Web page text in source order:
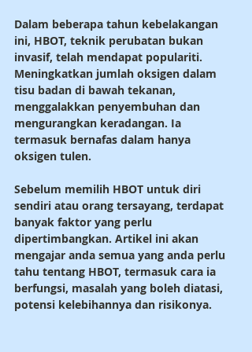
Dalam beberapa tahun kebelakangan
ini, HBOT, teknik perubatan bukan
invasif, telah mendapat populariti.
Meningkatkan jumlah oksigen dalam
tisu badan di bawah tekanan,
menggalakkan penyembuhan dan
mengurangkan keradangan. Ia
termasuk bernafas dalam hanya
oksigen tulen.
Sebelum memilih HBOT untuk diri
sendiri atau orang tersayang, terdapat
banyak faktor yang perlu
dipertimbangkan. Artikel ini akan
mengajar anda semua yang anda perlu
tahu tentang HBOT, termasuk cara ia
berfungsi, masalah yang boleh diatasi,
potensi kelebihannya dan risikonya.